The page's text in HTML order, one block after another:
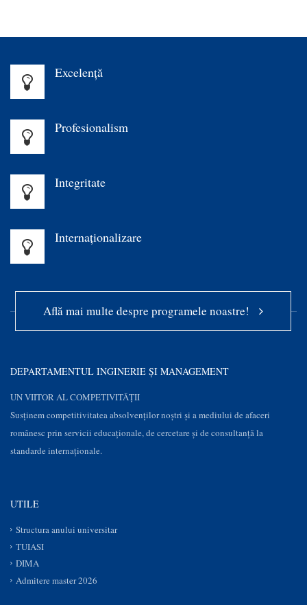
Excelenţă
Profesionalism
Integritate
Internaționalizare
Află mai multe despre programele noastre!
DEPARTAMENTUL INGINERIE ȘI MANAGEMENT
UN VIITOR AL COMPETIVITĂȚII
Susţinem competitivitatea absolvenților noștri și a mediului de afaceri
românesc prin servicii educaţionale, de cercetare şi de consultanţă la
standarde internaționale.
UTILE
Structura anului universitar
TUIASI
DIMA
Admitere master 2026